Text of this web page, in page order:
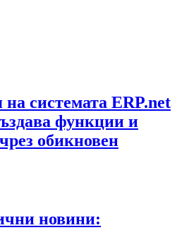
на системата ERP.net
функции и
обикновен
новини: